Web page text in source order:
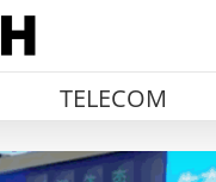
TELECOM